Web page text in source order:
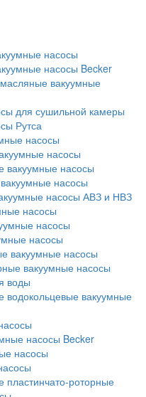
насосы
насосы Becker
вакуумные
для сушильной камеры
Рутса
насосы
насосы
вакуумные насосы
насосы
насосы АВЗ и НВЗ
насосы
насосы
насосы
вакуумные насосы
вакуумные насосы
воды
водокольцевые вакуумные
насосы Becker
насосы
пластинчато-роторные